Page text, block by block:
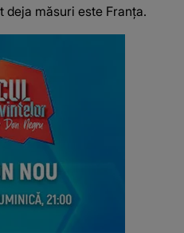
deja măsuri este Franța.